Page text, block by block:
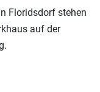
Floridsdorf stehen
auf der